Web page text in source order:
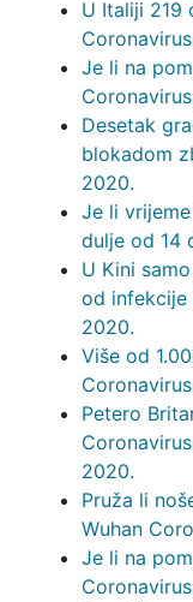
U Italiji 219
Je li na
Desetak
blokadom
2020.
Je li
dulje od 14
U Kini
od infekcije
2020.
Više od
Petero
2020.
Pruža li
Wuhan
Je li na